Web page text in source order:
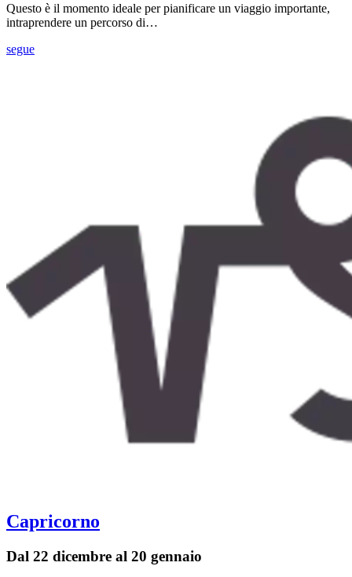
Questo è il momento ideale per pianificare un viaggio importante,
intraprendere un percorso di…
segue
Capricorno
Dal 22 dicembre al 20 gennaio